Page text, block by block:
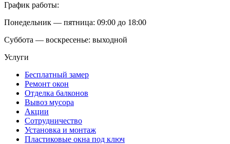
График работы:
Понедельник — пятница: 09:00 до 18:00
Суббота — воскресенье: выходной
Услуги
Бесплатный замер
Ремонт окон
Отделка балконов
Вывоз мусора
Акции
Сотрудничество
Установка и монтаж
Пластиковые окна под ключ